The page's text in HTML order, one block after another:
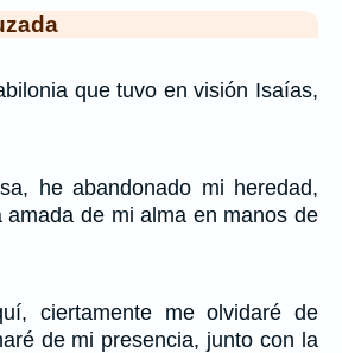
que tuvo en visión Isaías,
he abandonado mi heredad,
amada de mi alma en manos de
ciertamente me olvidaré de
de mi presencia, junto con la